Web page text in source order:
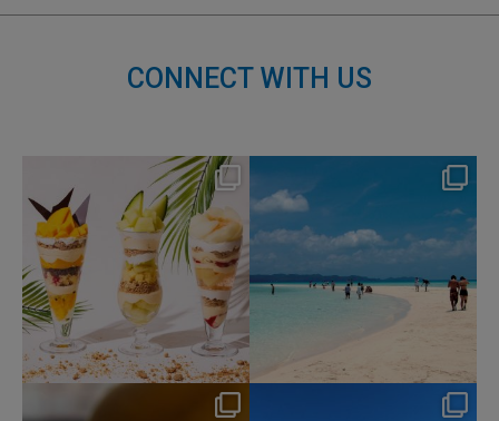
CONNECT WITH US
nikko_hotels
Aug 4
145 1
nikko_hotels